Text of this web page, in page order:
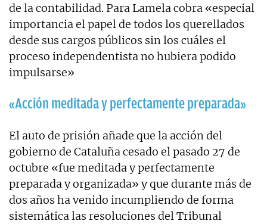
de la contabilidad. Para Lamela cobra «especial
importancia el papel de todos los querellados
desde sus cargos públicos sin los cuáles el
proceso independentista no hubiera podido
impulsarse»
«Acción meditada y perfectamente preparada»
El auto de prisión añade que la acción del
gobierno de Cataluña cesado el pasado 27 de
octubre «fue meditada y perfectamente
preparada y organizada» y que durante más de
dos años ha venido incumpliendo de forma
sistemática las resoluciones del Tribunal